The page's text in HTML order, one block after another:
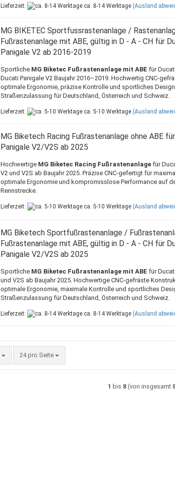
Lieferzeit: ca. 8-14 Werktage (Ausland
MG BIKETEC Sportfussrastenanlage /
Fußrastenanlage mit ABE, gültig in D - A - CH für
Panigale V2 ab 2016-2019
Sportliche MG Biketec Fußrastenanlage mit ABE für
Ducati Panigale V2 Baujahr 2016–2019. Hochwertig CNC-
optimale Ergonomie, präzise Kontrolle und sportliches
Straßenzulassung für Deutschland, Österreich und Schweiz.
Lieferzeit: ca. 5-10 Werktage (Ausland
MG Biketech Racing Fußrastenanlage ohne ABE
Panigale V2/V2S ab 2025
Hochwertige MG Biketec Racing Fußrastenanlagefür
V2 und V2S ab Baujahr 2025. Präzise CNC-gefertigt für
optimale Ergonomie und kompromisslose Performance auf
Rennstrecke.
Lieferzeit: ca. 5-10 Werktage (Ausland
MG Biketech Sportfußrastenanlage /
Fußrastenanlage mit ABE, gültig in D - A - CH für
Panigale V2/V2S ab 2025
Sportliche MG Biketec Fußrastenanlage mit ABE für
und V2S ab Baujahr 2025. Hochwertige CNC-gefräste
optimale Ergonomie, maximale Kontrolle und sportliches
Straßenzulassung für Deutschland, Österreich und Schweiz.
Lieferzeit: ca. 8-14 Werktage (Ausland
24 pro Seite
pro Seite
1 bis 8 (von insgesamt